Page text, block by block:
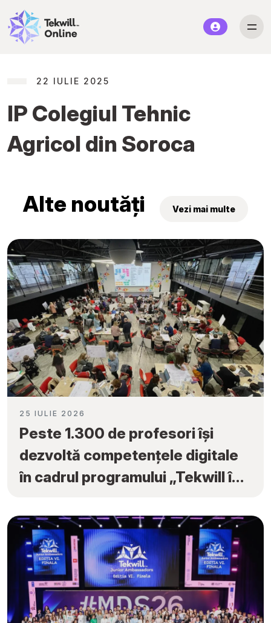
22 IULIE 2025
IP Colegiul Tehnic
Agricol din Soroca
Alte noutăți Vezi mai multe
25 IULIE 2026
Peste 1.300 de profesori își
dezvoltă competențele digitale
în cadrul programului „Tekwill în